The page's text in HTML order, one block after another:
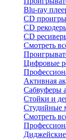
Blu-ray
CD
CD
CD
Смотреть
Цифровые
Активная
Сабвуферы
Стойки и
Студийные
Смотреть